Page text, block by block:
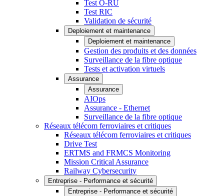
Test O-RU
Test RIC
Validation de sécurité
Deploiement et maintenance
Deploiement et maintenance
Gestion des produits et des données
Surveillance de la fibre optique
Tests et activation virtuels
Assurance
Assurance
AIOps
Assurance - Ethernet
Surveillance de la fibre optique
Réseaux télécom ferroviaires et critiques
Réseaux télécom ferroviaires et critiques
Drive Test
ERTMS and FRMCS Monitoring
Mission Critical Assurance
Railway Cybersecurity
Entreprise - Performance et sécurité
Entreprise - Performance et sécurité